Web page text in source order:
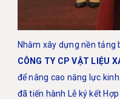
Nhằm xây dựng nền
CÔNG TY CP VẬT LIỆU
để nâng cao năng lực
đã tiến hành Lễ ký kết